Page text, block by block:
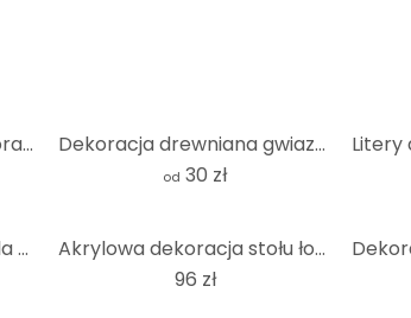
Zestaw gwiazdek do dekoracji drewnianych z płyty MDF (4 sztuki)
Dekoracja drewniana gwiazda 02
od 30 zł
Litera ozdobna 3D gwiazda 02
Akrylowa dekoracja stołu łoś - zestaw 2 sztuk
96 zł